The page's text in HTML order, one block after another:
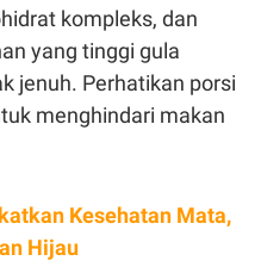
kompleks, dan
yang tinggi gula
jenuh. Perhatikan porsi
menghindari makan
Kesehatan Mata,
Hijau